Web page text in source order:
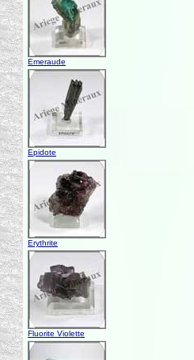
Emeraude
Epidote
Erythrite
Fluorite Violette